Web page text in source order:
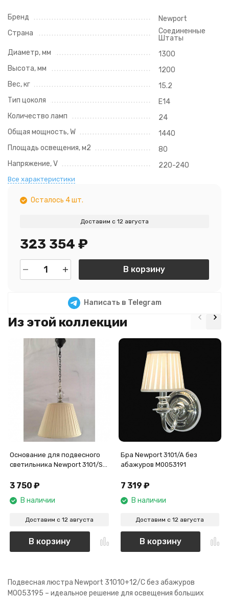
Бренд
Newport
Страна
Соединенные
Штаты
Диаметр, мм
1300
Высота, мм
1200
Вес, кг
15.2
Тип цоколя
E14
Количество ламп
24
Общая мощность, W
1440
Площадь освещения, м2
80
Напряжение, V
220-240
Все характеристики
Осталось 4 шт.
Доставим с 12 августа
323 354 ₽
В корзину
Написать в Telegram
Из этой коллекции
Основание для подвесного
светильника Newport 3101/S
3 750 ₽
В наличии
Доставим с 12 августа
В корзину
Бра Newport 3101/A без
абажуров М0053191
7 319 ₽
В наличии
Доставим с 12 августа
В корзину
Подвесная люстра Newport 31010+12/C без абажуров
М0053195 – идеальное решение для освещения больших